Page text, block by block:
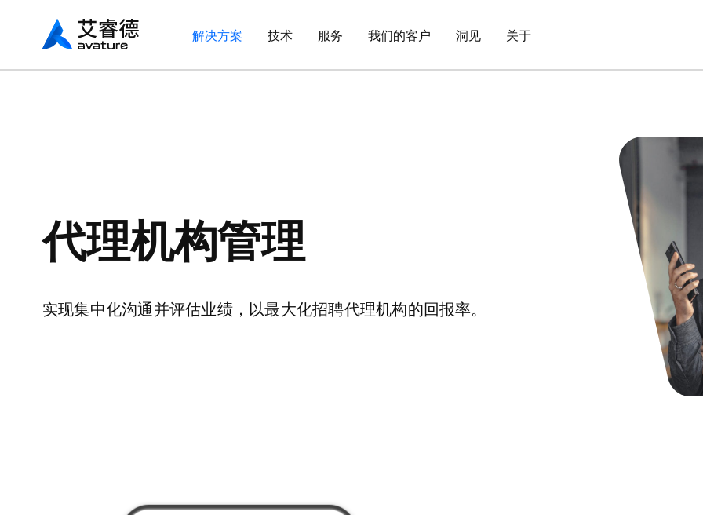
Avaturehcm 解决方案 技术 服务 我们的客户 洞见 关于
代理机构管理
实现集中化沟通并评估业绩，以最大化招聘代理机构的回报率。